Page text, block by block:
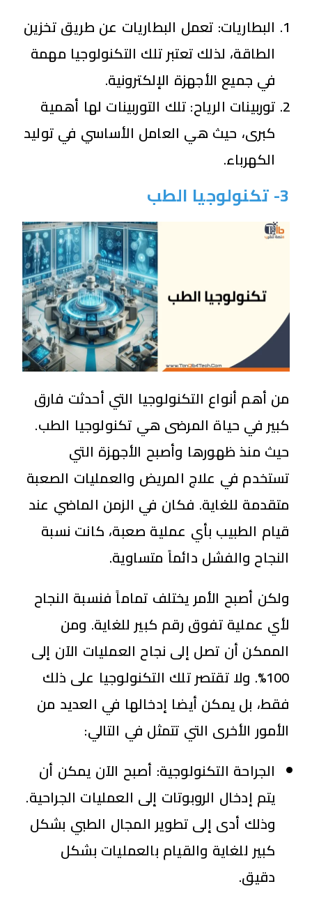
البطاريات: تعمل البطاريات عن طريق تخزين
الطاقة، لذلك تعتبر تلك التكنولوجيا مهمة
في جميع الأجهزة الإلكترونية.
توربينات الرياح:تلك التوربينات لها أهمية
كبرى، حيث هي العامل الأساسي في توليد
الكهرباء.
3- تكنولوجيا الطب
من أهم أنواع التكنولوجيا التي أحدثت فارق
كبير في حياة المرضى هي تكنولوجيا الطب.
حيث منذ ظهورها وأصبح الأجهزة التي
تستخدم في علاج المريض والعمليات الصعبة
متقدمة للغاية. فكان في الزمن الماضي عند
قيام الطبيب بأي عملية صعبة، كانت نسبة
النجاح والفشل دائماً متساوية.
ولكن أصبح الأمر يختلف تماماً فنسبة النجاح
لأي عملية تفوق رقم كبير للغاية. ومن
الممكن أن تصل إلى نجاح العمليات الآن إلى
100%. ولا تقتصر تلك التكنولوجيا على ذلك
فقط، بل يمكن أيضا إدخالها في العديد من
الأمور الأخرى التي تتمثل في التالي:
الجراحة التكنولوجية: أصبح الآن يمكن أن
يتم إدخال الروبوتات إلى العمليات الجراحية.
وذلك أدى إلى تطوير المجال الطبي بشكل
كبير للغاية والقيام بالعمليات بشكل
دقيق.